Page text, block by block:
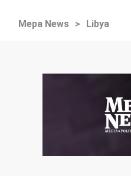
Mepa News > Libya